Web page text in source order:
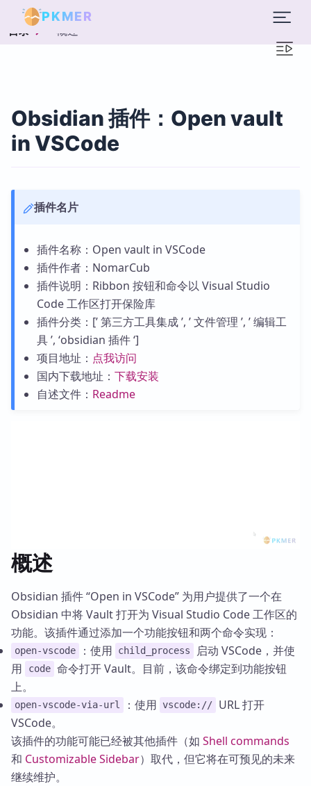
PKMER
目录 概述
Obsidian 插件：Open vault
in VSCode
插件名片
插件名称：Open vault in VSCode
插件作者：NomarCub
插件说明：Ribbon 按钮和命令以 Visual Studio
Code 工作区打开保险库
插件分类：[’ 第三方工具集成 ’, ’ 文件管理 ’, ’ 编辑工
具 ’, ‘obsidian 插件 ‘]
项目地址： 点我访问
国内下载地址： 下载安装
自述文件： Readme
概述
Obsidian 插件 “Open in VSCode” 为用户提供了一个在
Obsidian 中将 Vault 打开为 Visual Studio Code 工作区的
功能。该插件通过添加一个功能按钮和两个命令实现：
open-vscode ：使用 child_process
启动 VSCode，并使
用
code 命令打开 Vault。目前，该命令绑定到功能按钮
上。
open-vscode-via-url ：使用 vscode://
URL 打开
VSCode。
该插件的功能可能已经被其他插件（如 Shell commands
和 Customizable Sidebar）取代，但它将在可预见的未来
继续维护。